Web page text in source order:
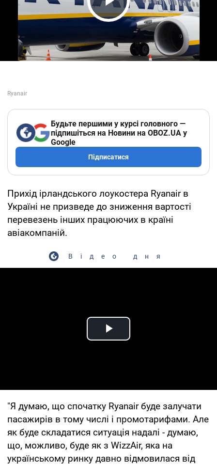
Play Video
Будьте першими у курсі головного —
підпишіться на Новини на OBOZ.UA у
Google
Підписатися
Прихід ірландського лоукостера Ryanair в
Україні не призведе до зниження вартості
перевезень інших працюючих в країні
авіакомпаній.
Відео дня
Play Video
"Я думаю, що спочатку Ryanair буде залучати
пасажирів в тому числі і промотарифами. Але
як буде складатися ситуація надалі - думаю,
що, можливо, буде як з WizzAir, яка на
українському ринку давно відмовилася від